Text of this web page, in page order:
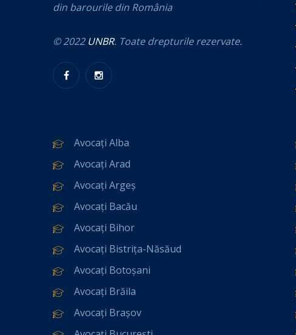
din barourile din România
© 2022 UNBR. Toate drepturile rezervate.
Avocați Alba
Avocați Arad
Avocați Argeș
Avocați Bacău
Avocați Bihor
Avocați Bistrița-Năsăud
Avocați Botoșani
Avocați Brăila
Avocați Brașov